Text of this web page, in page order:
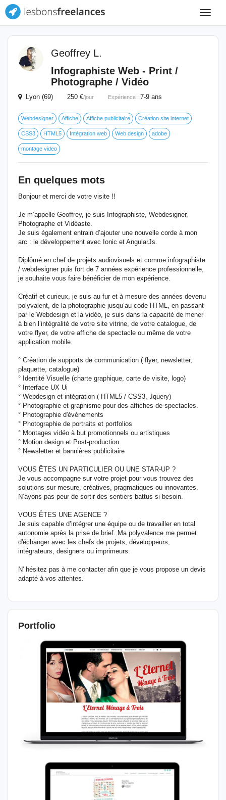
Toggle
Geoffrey L.
Infographiste Web - Print /
Photographe / Vidéo
Lyon (69) 250 €/jour Expérience : 7-9 ans
Webdesigner Affiche Affiche publicitaire Création site internet
CSS3 HTML5 Intégration web Web design adobe
montage video
En quelques mots
Bonjour et merci de votre visite !!
Je m’appelle Geoffrey, je suis Infographiste, Webdesigner,
Photographe et Vidéaste.
Je suis également entrain d’ajouter une nouvelle corde à mon
arc : le développement avec Ionic et AngularJs.
Diplômé en chef de projets audiovisuels et comme infographiste
/ webdesigner puis fort de 7 années expérience professionnelle,
je souhaite vous faire bénéficier de mon expérience.
Créatif et curieux, je suis au fur et à mesure des années devenu
polyvalent, de la photographie jusqu’au code HTML, en passant
par le Webdesign et la vidéo, je suis dans la capacité de mener
à bien l’intégralité de votre site vitrine, de votre catalogue, de
votre flyer, de votre affiche de spectacle ou même de votre
application mobile.
° Création de supports de communication ( flyer, newsletter,
plaquette, catalogue)
° Identité Visuelle (charte graphique, carte de visite, logo)
° Interface UX Ui
° Webdesign et intégration ( HTML5 / CSS3, Jquery)
° Photographie et graphisme pour des affiches de spectacles.
° Photographie d'événements
° Photographie de portraits et portfolios
° Montages vidéo à but promotionnels ou artistiques
° Motion design et Post-production
° Newsletter et bannières publicitaire
VOUS ÊTES UN PARTICULIER OU UNE STAR-UP ?
Je vous accompagne sur votre projet pour vous trouvez des
solutions sur mesure, créatives, pragmatiques ou innovantes.
N’ayons pas peur de sortir des sentiers battus si besoin.
VOUS ÊTES UNE AGENCE ?
Je suis capable d’intégrer une équipe ou de travailler en total
autonomie après la prise de brief. Ma polyvalence me permet
d'échanger avec les chefs de projets, développeurs,
intégrateurs, designers ou imprimeurs.
N' hésitez pas à me contacter afin que je vous propose un devis
adapté à vos attentes.
Portfolio